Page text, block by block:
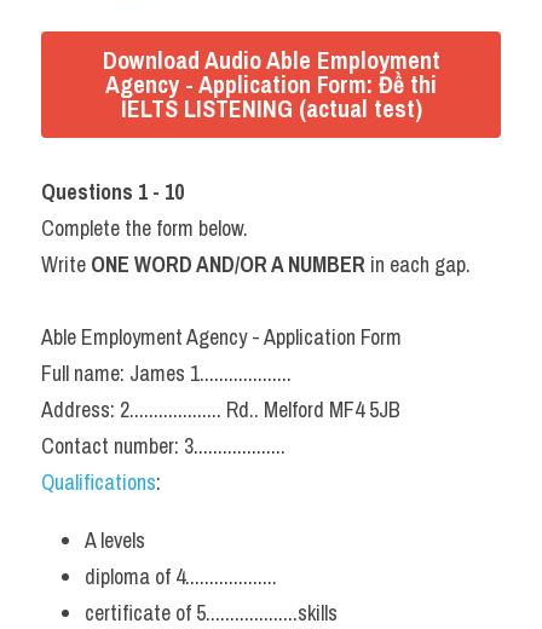
Download Audio Able Employment
Agency - Application Form: Đề thi
IELTS LISTENING (actual test)
Questions 1 - 10
Complete the form below.
Write ONE WORD AND/OR A NUMBER in each gap.
Able Employment Agency - Application Form
Full name: James 1...................
Address: 2................... Rd.. Melford MF4 5JB
Contact number: 3...................
Qualifications:
A levels
diploma of 4...................
certificate of 5...................skills